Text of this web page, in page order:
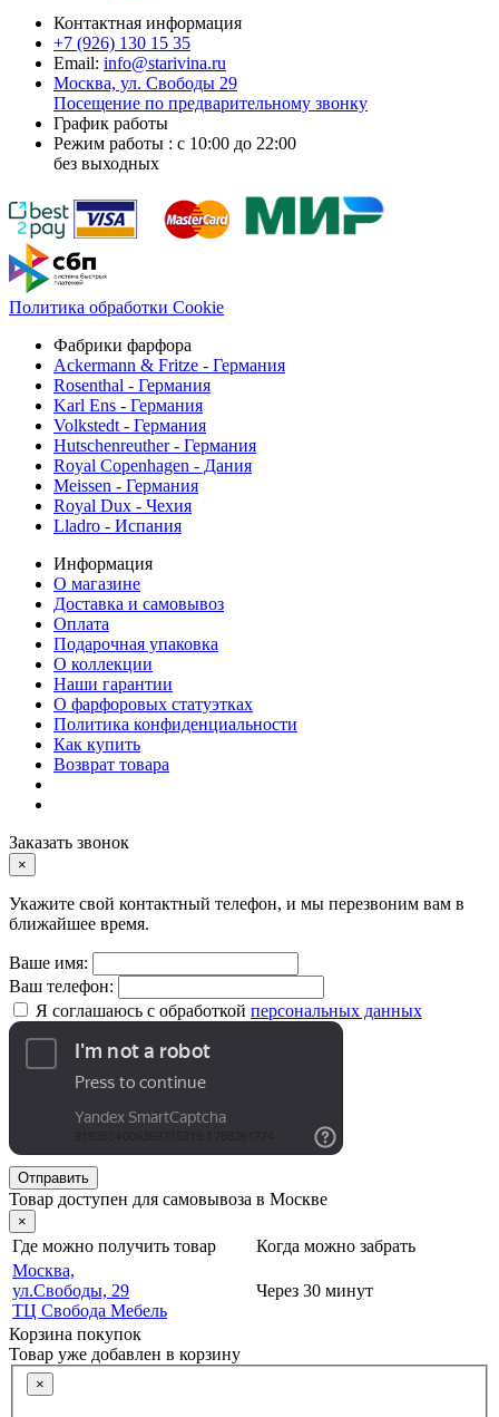
Контактная информация
+7 (926) 130 15 35
Email: info@starivina.ru
Москва, ул. Свободы 29
Посещение по предварительному звонку
График работы
Режим работы : с 10:00 до 22:00
без выходных
Политика обработки Cookie
Фабрики фарфора
Ackermann & Fritze - Германия
Rosenthal - Германия
Karl Ens - Германия
Volkstedt - Германия
Hutschenreuther - Германия
Royal Copenhagen - Дания
Meissen - Германия
Royal Dux - Чехия
Lladro - Испания
Информация
О магазине
Доставка и самовывоз
Оплата
Подарочная упаковка
О коллекции
Наши гарантии
О фарфоровых статуэтках
Политика конфиденциальности
Как купить
Возврат товара
Заказать звонок
×
Укажите свой контактный телефон, и мы перезвоним вам в
ближайшее время.
Ваше имя:
Ваш телефон:
Я соглашаюсь с обработкой персональных данных
Отправить
Товар доступен для самовывоза в Москве
×
Где можно получить товар
Когда можно забрать
Москва,
ул.Свободы, 29
ТЦ Свобода Мебель
Через 30 минут
Корзина покупок
Товар уже добавлен в корзину
×